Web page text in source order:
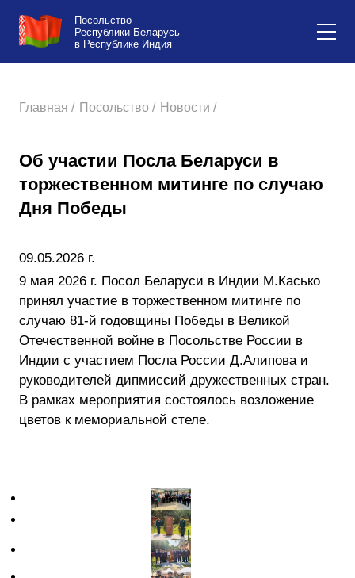
Посольство
Республики Беларусь
в Республике Индия
Главная / Посольство / Новости /
Об участии Посла Беларуси в
торжественном митинге по случаю
Дня Победы
09.05.2026 г.
9 мая 2026 г. Посол Беларуси в Индии М.Касько
принял участие в торжественном митинге по
случаю 81-й годовщины Победы в Великой
Отечественной войне в Посольстве России в
Индии с участием Посла России Д.Алипова и
руководителей дипмиссий дружественных стран.
В рамках мероприятия состоялось возложение
цветов к мемориальной стеле.